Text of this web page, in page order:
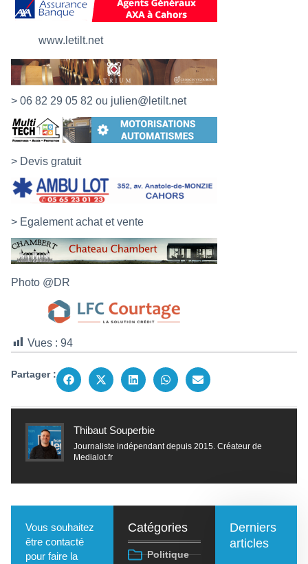
www.letilt.net
> 06 82 29 05 82 ou julien@letilt.net
> Devis gratuit
> Egalement achat et vente
Photo @DR
Vues : 94
Partager :
Thibaut Souperbie
Journaliste indépendant depuis 2015. Créateur de
Medialot.fr
Vous souhaitez
être contacté
pour faire la
Catégories
Politique
Derniers
articles